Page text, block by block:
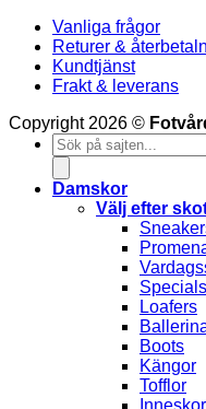
Vanliga frågor
Returer &
Kundtjänst
Frakt & leverans
Copyright 2026 ©
Products
search
Damskor
Välj efter
Loafers
Boots
Kängor
Tofflor
Inneskor